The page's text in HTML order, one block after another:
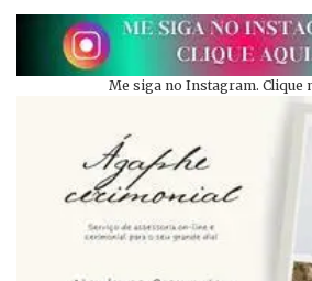
Me siga no Instagram. Clique